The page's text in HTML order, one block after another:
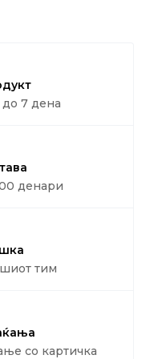
7 дена
денари
тим
со картичка